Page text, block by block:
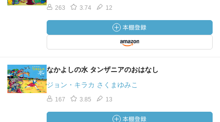
263 3.74 12
なかよしの水 タンザニアのおはなし
ジョン・キラカ さくまゆみこ
167 3.85 13